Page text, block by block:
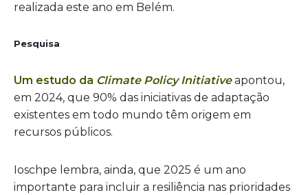
realizada este ano em Belém.
Pesquisa
Um estudo da Climate Policy Initiativeapontou,
em 2024, que 90% das iniciativas de adaptação
existentes em todo mundo têm origem em
recursos públicos.
Ioschpe lembra, ainda, que 2025 é um ano
importante para incluir a resiliência nas prioridades